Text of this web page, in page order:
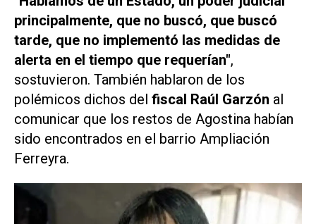
principalmente, que no buscó, que buscó
tarde, que no implementó las medidas de
alerta en el tiempo que requerían",
sostuvieron. También hablaron de los
polémicos dichos del fiscal Raúl Garzón al
comunicar que los restos de Agostina habían
sido encontrados en el barrio Ampliación
Ferreyra.